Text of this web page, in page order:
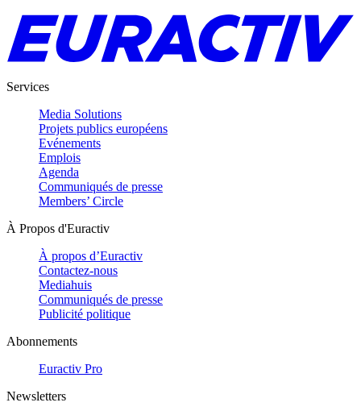
Services
Media Solutions
Projets publics européens
Evénements
Emplois
Agenda
Communiqués de presse
Members’ Circle
À Propos d'Euractiv
À propos d’Euractiv
Contactez-nous
Mediahuis
Communiqués de presse
Publicité politique
Abonnements
Euractiv Pro
Newsletters